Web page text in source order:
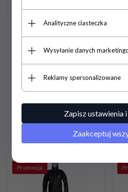
Kurtka wodoochronna
zapinana na zamek 3/4,
kurtka posiada kryte napy
PLN*
207,87 PLN / 169,00 PLN*
Promocja
Analityczne ciasteczka
Wysyłanie danych
Reklamy spersonalizowane
Zapisz ustawienia
Zaakceptuj